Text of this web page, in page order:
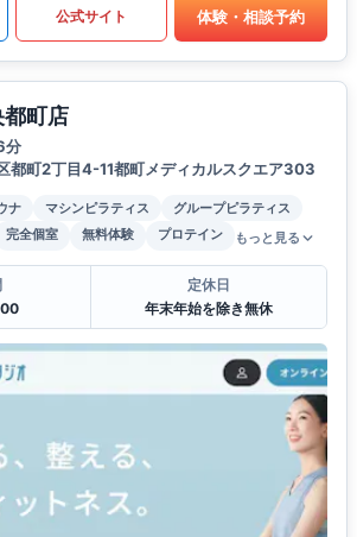
公式サイト 体験・相談予約
都町店
分
都町2丁目4-11都町メディカルスクエア303
ナ マシンピラティス
グループピラティス
完全個室 無料体験 プロテイン もっと見る
定休日
年末年始を除き無休